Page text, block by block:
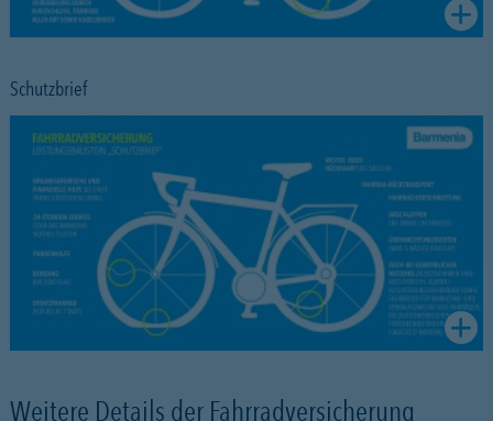
Schutzbrief
Weitere Details der Fahrradversicherung